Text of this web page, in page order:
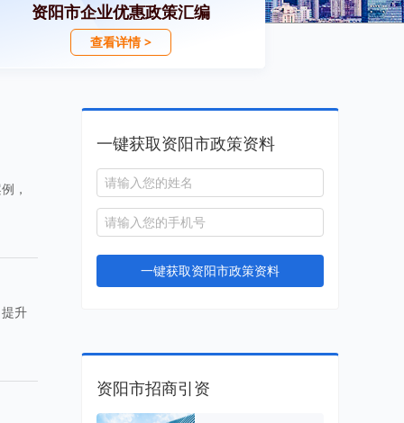
资阳市企业优惠政策汇编
查看详情 >
，
升
一键获取资阳市政策资料
一键获取资阳市政策资料
资阳市招商引资